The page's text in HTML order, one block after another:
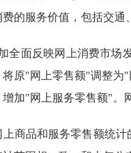
的服务价值，包括交通
全面反映网上消费市场
将原"网上零售额"调整为
加"网上服务零售额"。
上商品和服务零售额统